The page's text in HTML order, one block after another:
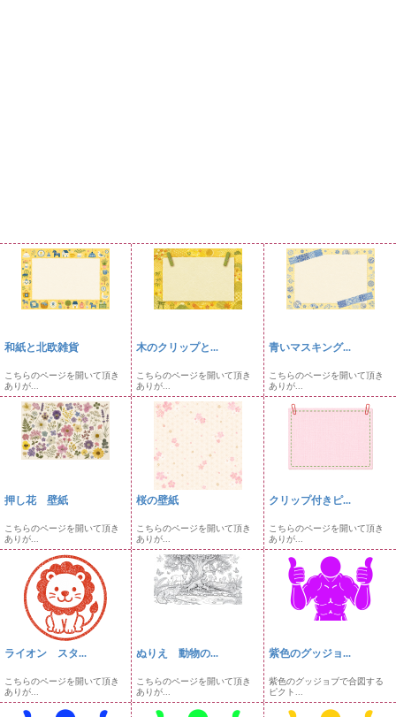
和紙と北欧雑貨
こちらのページを開いて頂き
ありが...
木のクリップと...
こちらのページを開いて頂き
ありが...
青いマスキング...
こちらのページを開いて頂き
ありが...
押し花 壁紙
こちらのページを開いて頂き
ありが...
桜の壁紙
こちらのページを開いて頂き
ありが...
クリップ付きピ...
こちらのページを開いて頂き
ありが...
ライオン スタ...
こちらのページを開いて頂き
ありが...
ぬりえ 動物の...
こちらのページを開いて頂き
ありが...
紫色のグッジョ...
紫色のグッジョブで合図する
ピクト...